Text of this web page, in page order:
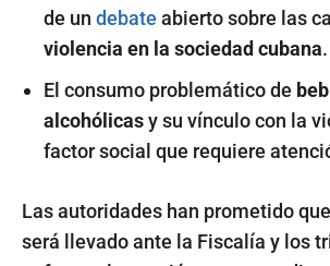
de un debate abierto sobre las
violencia en la sociedad cubana.
El consumo problemático de
alcohólicasy su vínculo con la
factor social que requiere
Las autoridades han prometido
será llevado ante la Fiscalía y los